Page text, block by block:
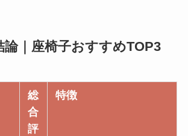
論｜座椅子おすすめTOP3
総
合
評
特徴